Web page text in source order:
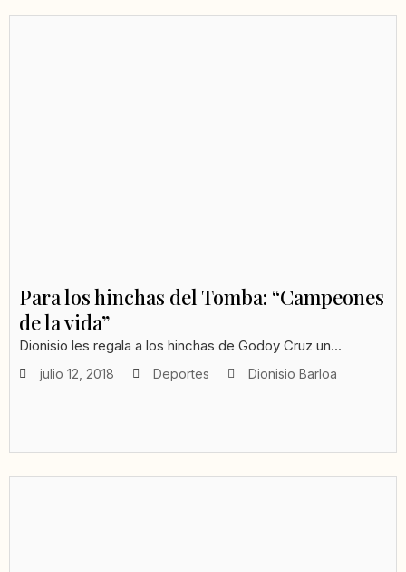
Para los hinchas del Tomba: “Campeones
de la vida”
Dionisio les regala a los hinchas de Godoy Cruz un...
julio 12, 2018 Deportes Dionisio Barloa